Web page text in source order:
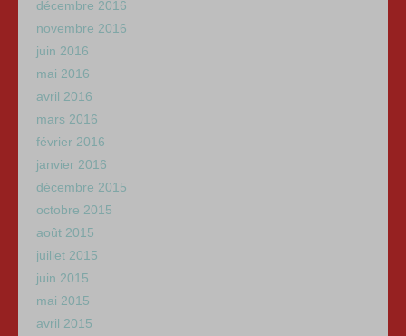
décembre 2016
novembre 2016
juin 2016
mai 2016
avril 2016
mars 2016
février 2016
janvier 2016
décembre 2015
octobre 2015
août 2015
juillet 2015
juin 2015
mai 2015
avril 2015